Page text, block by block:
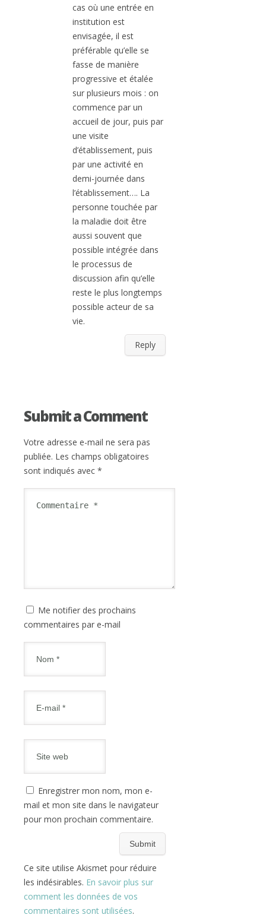
cas où une entrée en
institution est
envisagée, il est
préférable qu’elle se
fasse de manière
progressive et étalée
sur plusieurs mois : on
commence par un
accueil de jour, puis par
une visite
d’établissement, puis
par une activité en
demi-journée dans
l’établissement…. La
personne touchée par
la maladie doit être
aussi souvent que
possible intégrée dans
le processus de
discussion afin qu’elle
reste le plus longtemps
possible acteur de sa
vie.
Reply
Submit a Comment
Votre adresse e-mail ne sera pas
publiée. Les champs obligatoires
sont indiqués avec *
Me notifier des prochains
commentaires par e-mail
Enregistrer mon nom, mon e-
mail et mon site dans le navigateur
pour mon prochain commentaire.
Ce site utilise Akismet pour réduire
les indésirables. En savoir plus sur
comment les données de vos
commentaires sont utilisées.